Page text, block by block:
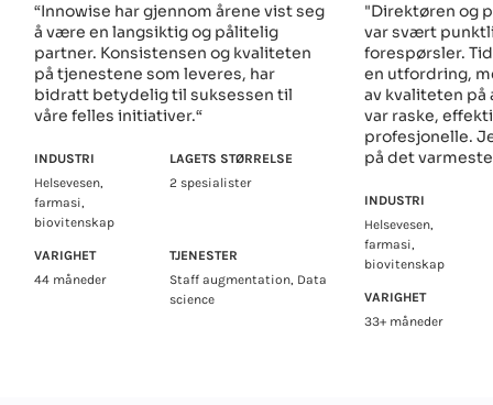
“Innowise har gjennom årene vist seg
å være en langsiktig og pålitelig
partner. Konsistensen og kvaliteten
på tjenestene som leveres, har
bidratt betydelig til suksessen til
våre felles initiativer.“
INDUSTRI
Helsevesen,
farmasi,
biovitenskap
LAGETS STØRRELSE
2 spesialister
VARIGHET
44 måneder
TJENESTER
Staff augmentation, Data
science
"Direktøren og
var svært
forespørsler.
en utfordring,
av kvaliteten på
var raske,
profesjonelle.
på det
INDUSTRI
Helsevesen,
farmasi,
biovitenskap
VARIGHET
33+ måneder